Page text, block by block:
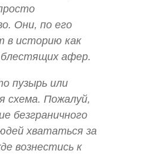
Они, по его
в историю как
афер.
пузырь или
схема. Пожалуй,
безграничного
хвататься за
вознестись к